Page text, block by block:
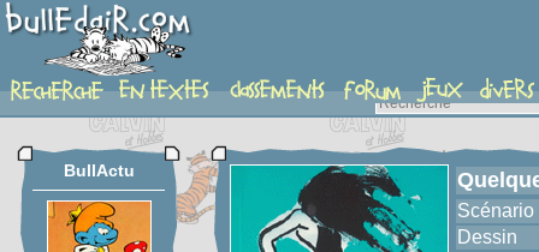
album
BullActu
Scénario
Dessin